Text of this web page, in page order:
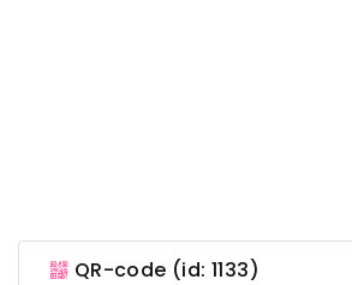
QR-code (id: 1133)